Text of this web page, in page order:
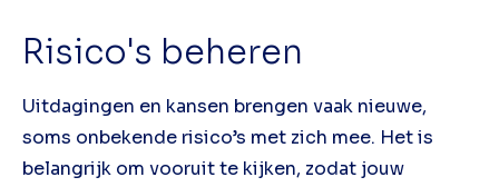
Risico's beheren
Uitdagingen en kansen brengen vaak nieuwe,
soms onbekende risico’s met zich mee. Het is
belangrijk om vooruit te kijken, zodat jouw